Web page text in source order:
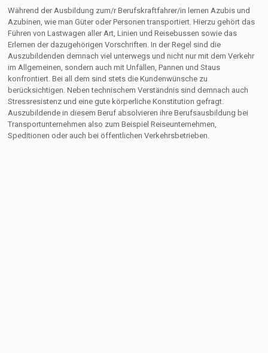
Während der Ausbildung zum/r Berufskraftfahrer/in lernen Azubis und
Azubinen, wie man Güter oder Personen transportiert. Hierzu gehört das
Führen von Lastwagen aller Art, Linien und Reisebussen sowie das
Erlernen der dazugehörigen Vorschriften. In der Regel sind die
Auszubildenden demnach viel unterwegs und nicht nur mit dem Verkehr
im Allgemeinen, sondern auch mit Unfällen, Pannen und Staus
konfrontiert. Bei all dem sind stets die Kundenwünsche zu
berücksichtigen. Neben technischem Verständnis sind demnach auch
Stressresistenz und eine gute körperliche Konstitution gefragt.
Auszubildende in diesem Beruf absolvieren ihre Berufsausbildung bei
Transportunternehmen also zum Beispiel Reiseunternehmen,
Speditionen oder auch bei öffentlichen Verkehrsbetrieben.